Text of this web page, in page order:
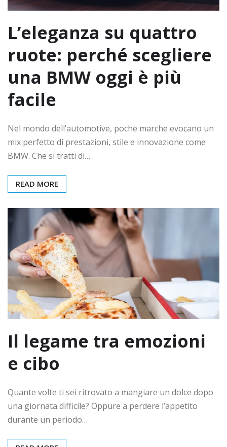
L’eleganza su quattro
ruote: perché scegliere
una BMW oggi è più
facile
Nel mondo dell’automotive, poche marche evocano un
mix perfetto di prestazioni, stile e innovazione come
BMW. Che si tratti di…
READ MORE
Il legame tra emozioni
e cibo
Quante volte ti sei ritrovato a mangiare un dolce dopo
una giornata difficile? Oppure a perdere l’appetito
durante un periodo…